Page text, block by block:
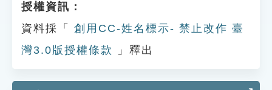
授權資訊：
資料採「
創用CC-姓名標示- 禁止改作 臺
灣3.0版授權條款
」釋出